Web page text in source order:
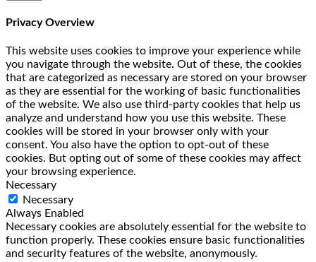
Privacy Overview
This website uses cookies to improve your experience while
you navigate through the website. Out of these, the cookies
that are categorized as necessary are stored on your browser
as they are essential for the working of basic functionalities
of the website. We also use third-party cookies that help us
analyze and understand how you use this website. These
cookies will be stored in your browser only with your
consent. You also have the option to opt-out of these
cookies. But opting out of some of these cookies may affect
your browsing experience.
Necessary
Necessary
Always Enabled
Necessary cookies are absolutely essential for the website to
function properly. These cookies ensure basic functionalities
and security features of the website, anonymously.